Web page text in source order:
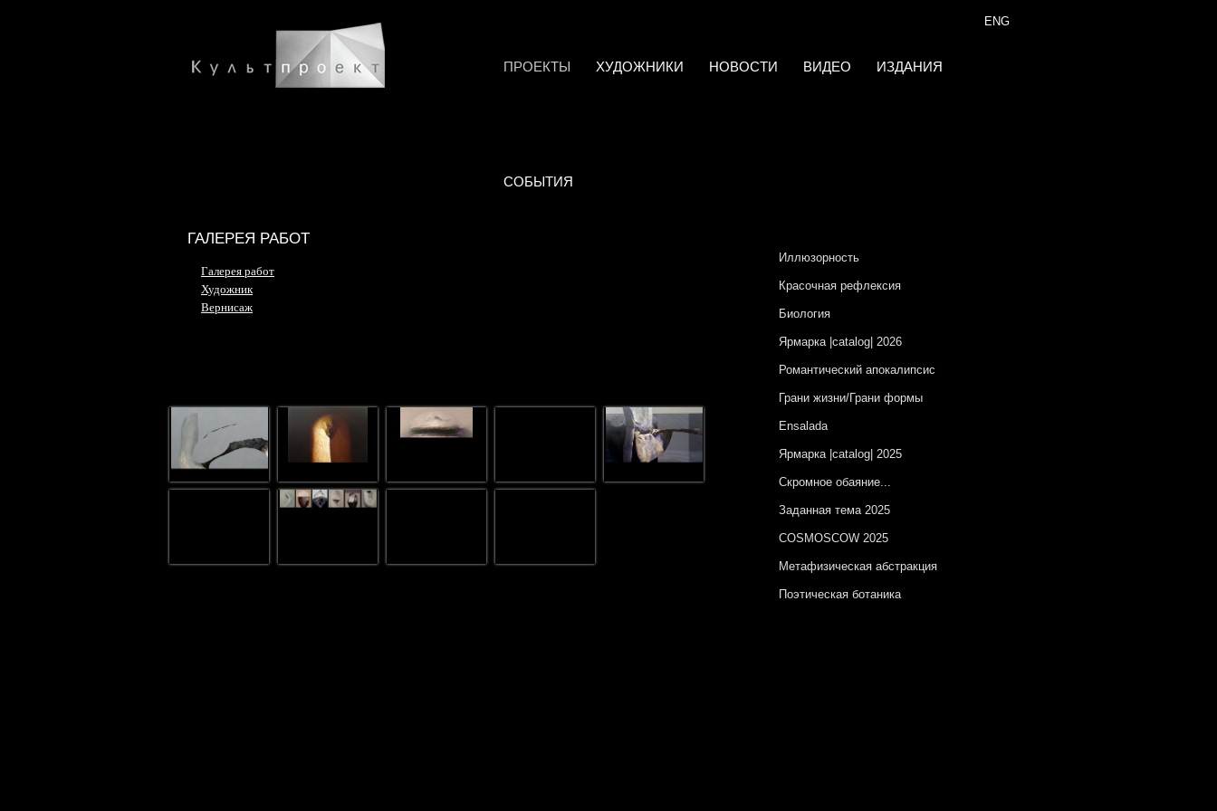
ENG
ПРОЕКТЫ ХУДОЖНИКИ НОВОСТИ ВИДЕО ИЗДАНИЯ
СОБЫТИЯ
ГАЛЕРЕЯ РАБОТ
Галерея работ
Художник
Вернисаж
Иллюзорность
Красочная рефлексия
Биология
Ярмарка |catalog| 2026
Романтический апокалипсис
Грани жизни/Грани формы
Ensalada
Ярмарка |catalog| 2025
Скромное обаяние...
Заданная тема 2025
COSMOSCOW 2025
Метафизическая абстракция
Поэтическая ботаника